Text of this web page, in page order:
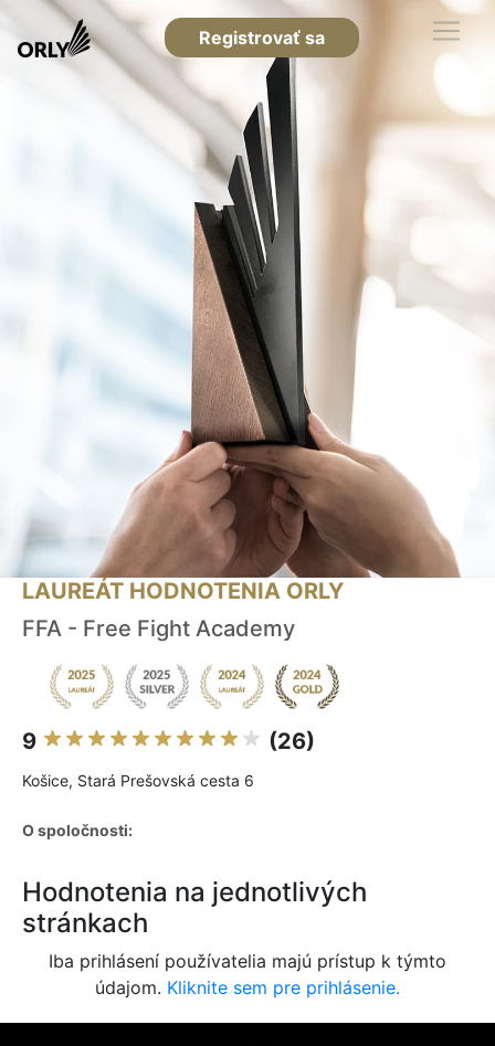
Registrovať sa
LAUREÁT HODNOTENIA ORLY
FFA - Free Fight Academy
9 (26)
Košice, Stará Prešovská cesta 6
O spoločnosti:
Hodnotenia na jednotlivých
stránkach
Iba prihlásení používatelia majú prístup k týmto
údajom. Kliknite sem pre prihlásenie.